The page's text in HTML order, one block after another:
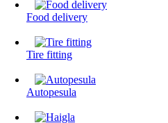
Food delivery
Tire fitting
Autopesula